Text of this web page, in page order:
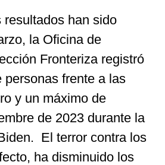
resultados han sido
la Oficina de
Fronteriza registró
personas frente a las
y un máximo de
de 2023 durante la
El terror contra los
ha disminuido los